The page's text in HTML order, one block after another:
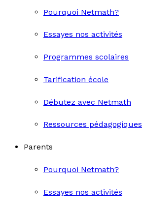
Pourquoi Netmath?
Essayes nos activités
Programmes scolaires
Tarification école
Débutez avec Netmath
Ressources pédagogiques
Parents
Pourquoi Netmath?
Essayes nos activités